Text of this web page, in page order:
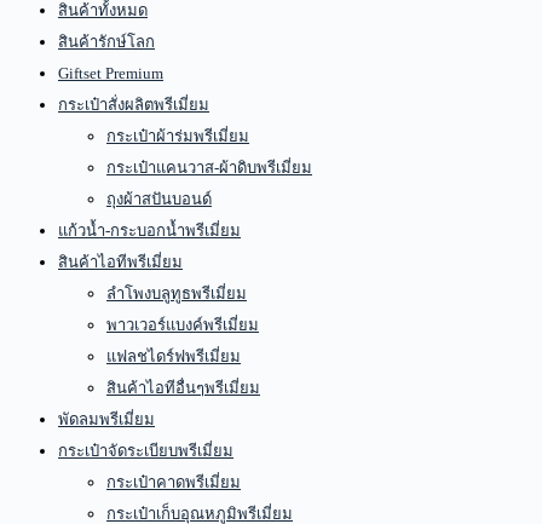
สินค้าทั้งหมด
สินค้ารักษ์โลก
Giftset Premium
กระเป๋าสั่งผลิตพรีเมี่ยม
กระเป๋าผ้าร่มพรีเมี่ยม
กระเป๋าแคนวาส-ผ้าดิบพรีเมี่ยม
ถุงผ้าสปันบอนด์
แก้วน้ำ-กระบอกน้ำพรีเมี่ยม
สินค้าไอทีพรีเมี่ยม
ลำโพงบลูทูธพรีเมี่ยม
พาวเวอร์แบงค์พรีเมี่ยม
แฟลชไดร์ฟพรีเมี่ยม
สินค้าไอทีอื่นๆพรีเมี่ยม
พัดลมพรีเมี่ยม
กระเป๋าจัดระเบียบพรีเมี่ยม
กระเป๋าคาดพรีเมี่ยม
กระเป๋าเก็บอุณหภูมิพรีเมี่ยม